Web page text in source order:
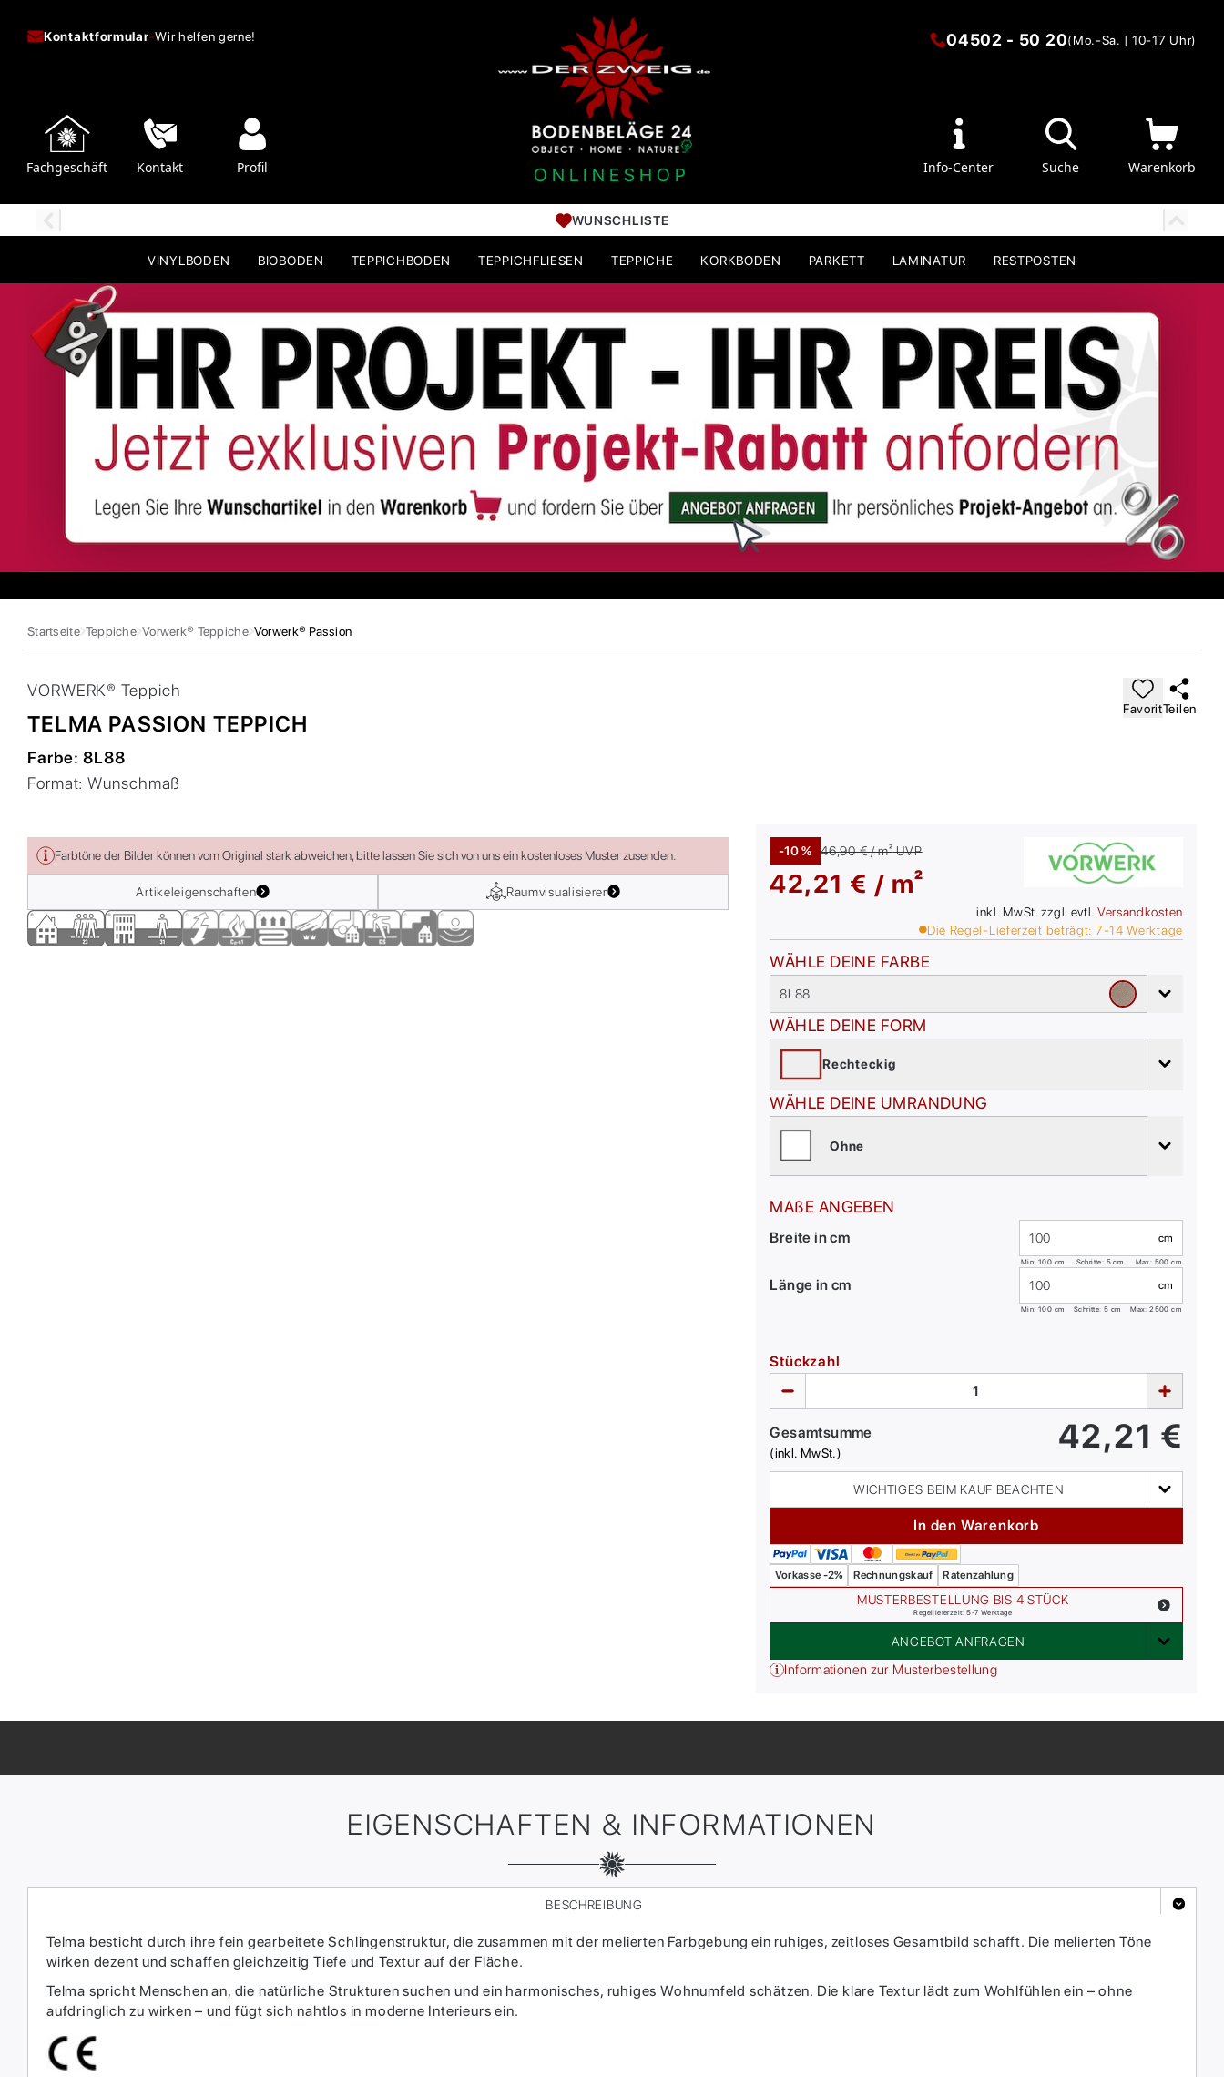
Kontaktformular-Wir helfen gerne!
Fachgeschäft Kontakt Profil ONLINESHOP
04502 - 50 20(Mo.-Sa. | 10-17 Uhr)
Info-Center Suche Warenkorb
WUNSCHLISTE
VINYLBODEN BIOBODEN TEPPICHBODEN TEPPICHFLIESEN TEPPICHE KORKBODEN PARKETT LAMINATUR RESTPOSTEN
Startseite Teppiche Vorwerk® Teppiche Vorwerk® Passion
VORWERK® Teppich
TELMA PASSION TEPPICH
Farbe:8L88
Format:Wunschmaß
FavoritTeilen
Farbtöne der Bilder können vom Original stark abweichen, bitte lassen Sie sich von uns ein kostenloses Muster zusenden.
Artikeleigenschaften Raumvisualisierer
-10 % 46,90 € / m²UVP
42,21 € / m²
inkl. MwSt. zzgl. evtl. Versandkosten
Die Regel-Lieferzeit beträgt: 7-14 Werktage
WÄHLE DEINE FARBE
8L88
WÄHLE DEINE FORM
Rechteckig
WÄHLE DEINE UMRANDUNG
Ohne
MAßE ANGEBEN
Breite in cm cm
Min: 100 cm Schritte: 5 cm Max: 500 cm
Länge in cm cm
Min: 100 cm Schritte: 5 cm Max:2500 cm
Stückzahl
Gesamtsumme
(inkl. MwSt.) 42,21 €
WICHTIGES BEIM KAUF BEACHTEN
In den Warenkorb
Vorkasse -2% Rechnungskauf Ratenzahlung
MUSTERBESTELLUNG BIS 4 STÜCK
Regellieferzeit: 5-7 Werktage
ANGEBOT ANFRAGEN
Informationen zur Musterbestellung
EIGENSCHAFTEN & INFORMATIONEN
BESCHREIBUNG
Telma besticht durch ihre fein gearbeitete Schlingenstruktur, die zusammen mit der melierten Farbgebung ein ruhiges, zeitloses Gesamtbild schafft. Die melierten Töne
wirken dezent und schaffen gleichzeitig Tiefe und Textur auf der Fläche.
Telma spricht Menschen an, die natürliche Strukturen suchen und ein harmonisches, ruhiges Wohnumfeld schätzen. Die klare Textur lädt zum Wohlfühlen ein – ohne
aufdringlich zu wirken – und fügt sich nahtlos in moderne Interieurs ein.